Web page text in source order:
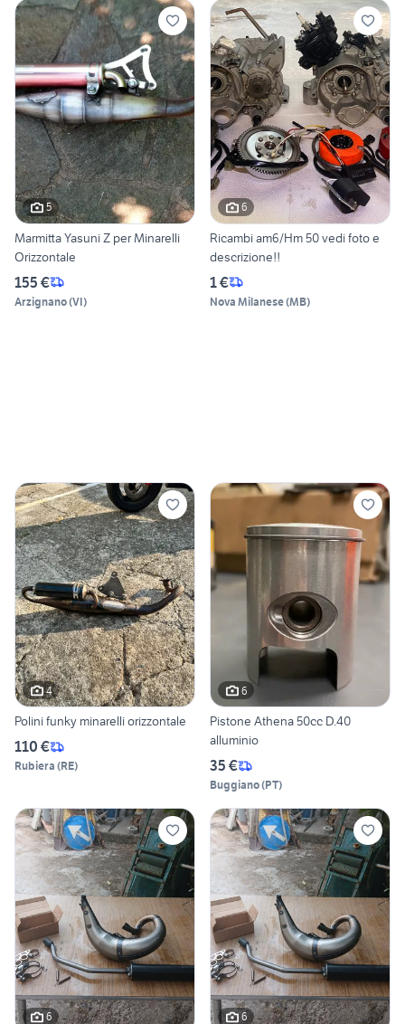
5
Marmitta Yasuni Z per Minarelli
Orizzontale
155 €
Arzignano(VI)
6
Ricambi am6/Hm 50 vedi foto e
descrizione!!
1 €
Nova Milanese(MB)
4
Polini funky minarelli orizzontale
110 €
Rubiera (RE)
6
Pistone Athena 50cc D.40
alluminio
35 €
Buggiano(PT)
6 6